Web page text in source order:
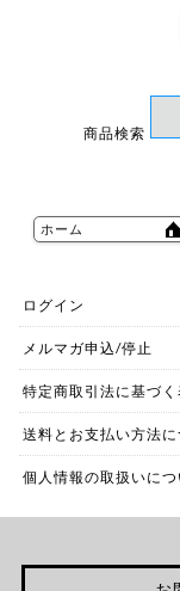
商品検索
ホーム
ログイン
メルマガ申込/停止
特定商取引法に基づく
送料とお支払い方法に
個人情報の取扱いにつ